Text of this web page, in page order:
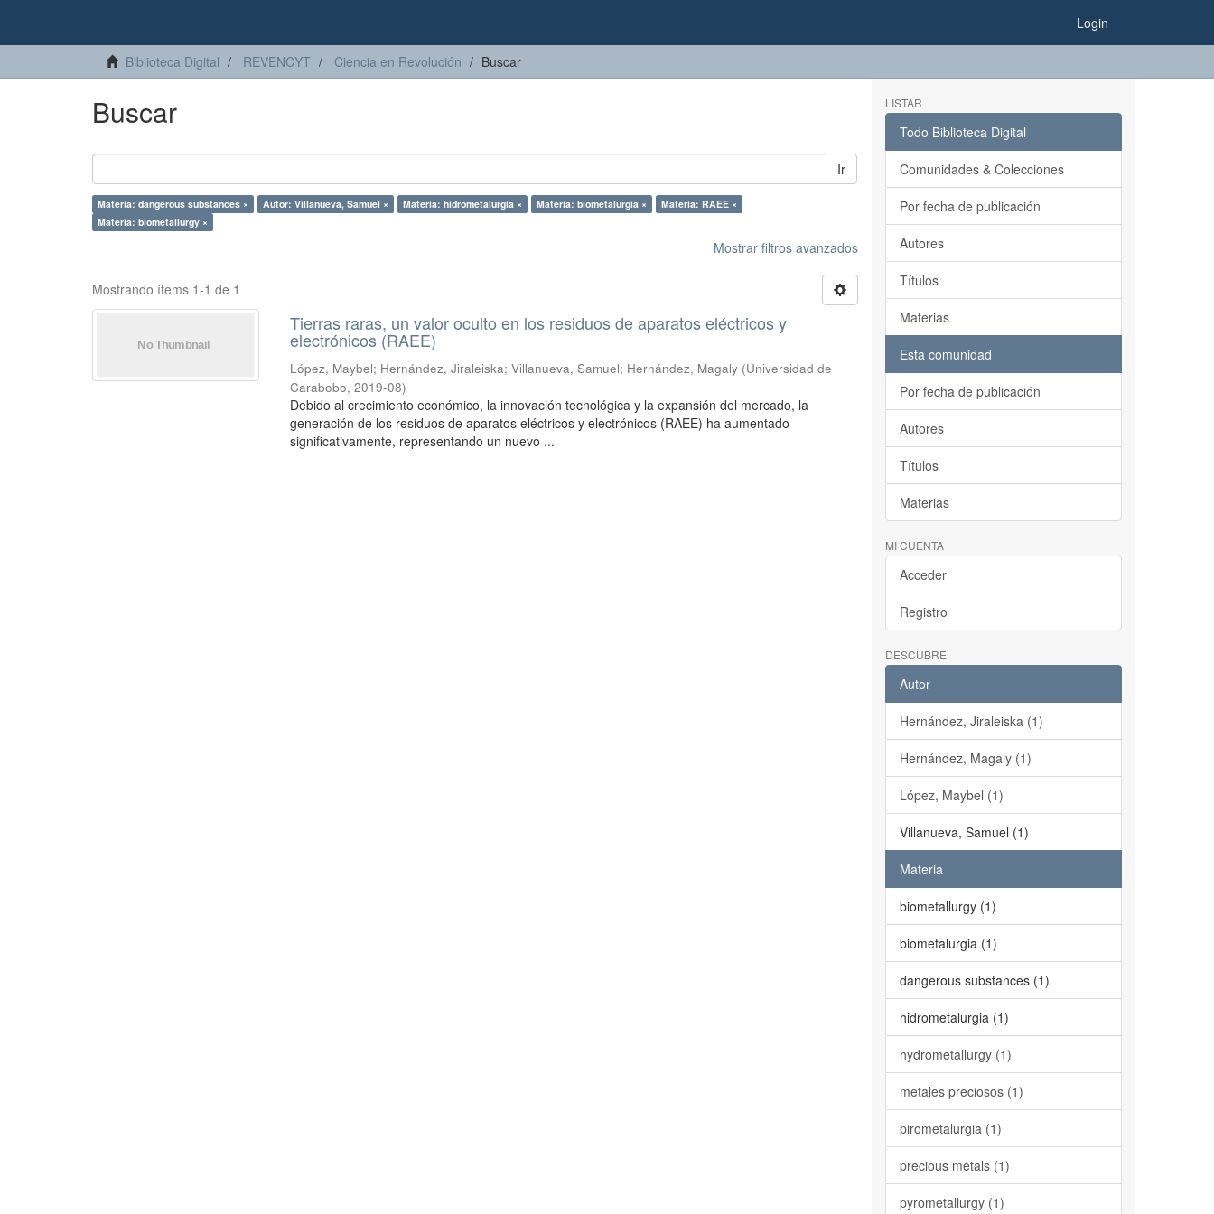
Login
Biblioteca Digital REVENCYT Ciencia en Revolución Buscar
Buscar
Ir
Materia: dangerous substances × Autor: Villanueva, Samuel × Materia: hidrometalurgia × Materia: biometalurgia ×
Materia: RAEE ×
Materia: biometallurgy ×
Mostrar filtros avanzados
Mostrando ítems 1-1 de 1
Tierras raras, un valor oculto en los residuos de aparatos eléctricos y
electrónicos (RAEE)
López, Maybel; Hernández, Jiraleiska;Villanueva, Samuel; Hernández, Magaly (Universidad de
Carabobo,2019-08)
Debido al crecimiento económico, la innovación tecnológica y la expansión del mercado, la
generación de los residuos de aparatos eléctricos y electrónicos (RAEE) ha aumentado
significativamente, representando un nuevo ...
LISTAR
Todo Biblioteca Digital
Comunidades & Colecciones
Por fecha de publicación
Autores
Títulos
Materias
Esta comunidad
Por fecha de publicación
Autores
Títulos
Materias
MI CUENTA
Acceder
Registro
DESCUBRE
Autor
Hernández, Jiraleiska (1)
Hernández, Magaly (1)
López, Maybel (1)
Villanueva, Samuel (1)
Materia
biometallurgy (1)
biometalurgia (1)
dangerous substances (1)
hidrometalurgia (1)
hydrometallurgy (1)
metales preciosos (1)
pirometalurgia (1)
precious metals (1)
pyrometallurgy (1)